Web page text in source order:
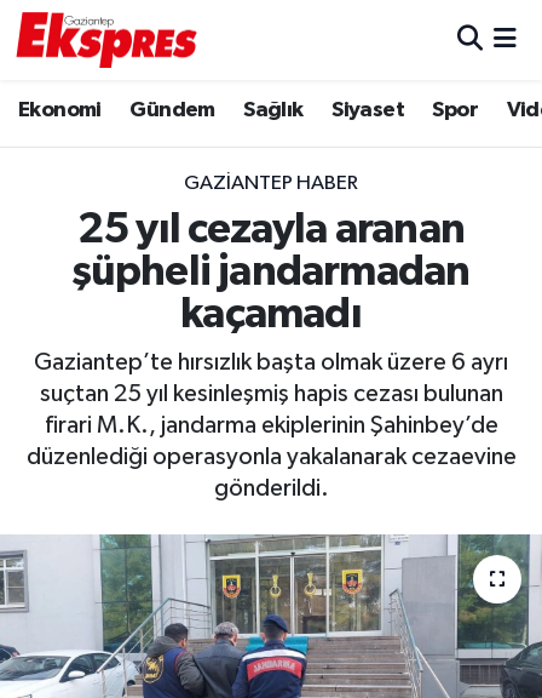
Ekonomi Gündem Sağlık Siyaset Spor
GAZIANTEP HABER
25 yıl cezayla aranan
şüpheli jandarmadan
kaçamadı
Gaziantep’te hırsızlık başta olmak üzere 6 ayrı
suçtan 25 yıl kesinleşmiş hapis cezası bulunan
firari M.K., jandarma ekiplerinin Şahinbey’de
düzenlediği operasyonla yakalanarak cezaevine
gönderildi.
Ekonomi
Gaziantep son dakika
Genel
Haberler
Kültür Sanat
Müzik
Piyasa
Trafik Durumu
Puan Durumu ve Fikstür
Tüm Manşetler
Son Dakika Haberleri
Haber Arşivi